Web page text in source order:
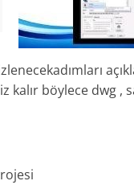
kalır böylece dwg ,